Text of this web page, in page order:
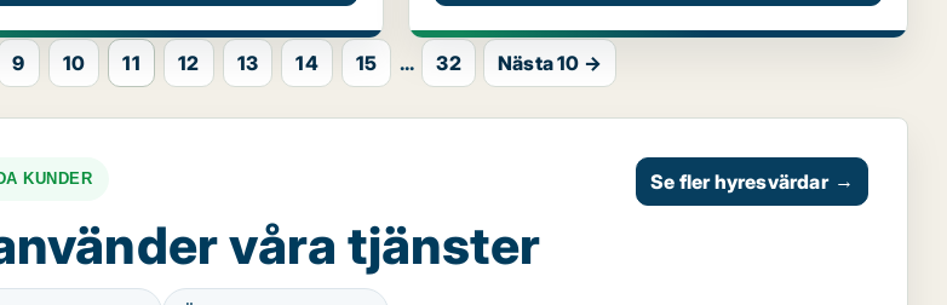
9 10 11 12 13 14 15 ... 32 Nästa 10 →
KUNDER
våra tjänster
Se fler hyresvärdar →